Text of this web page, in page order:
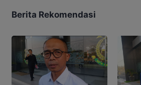
Berita Rekomendasi